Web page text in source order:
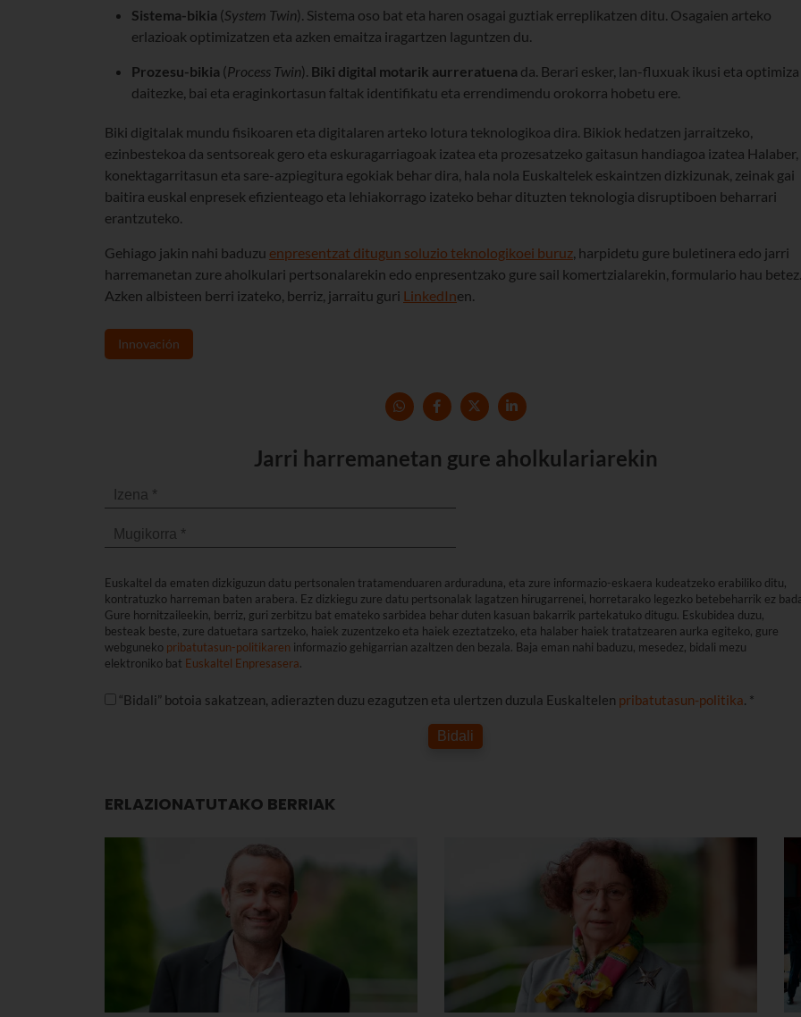
Sistema-bikia (System Twin). Sistema oso bat eta haren osagai guztiak erreplikatzen ditu. Osagaien arteko
erlazioak optimizatzen eta azken emaitza iragartzen laguntzen du.
Prozesu-bikia (Process Twin). Biki digital motarik aurreratuena da. Berari esker, lan-fluxuak ikusi eta optimiza
daitezke, bai eta eraginkortasun faltak identifikatu eta errendimendu orokorra hobetu ere.
Biki digitalak mundu fisikoaren eta digitalaren arteko lotura teknologikoa dira. Bikiok hedatzen jarraitzeko,
ezinbestekoa da sentsoreak gero eta eskuragarriagoak izatea eta prozesatzeko gaitasun handiagoa izatea Halaber,
konektagarritasun eta sare-azpiegitura egokiak behar dira, hala nola Euskaltelek eskaintzen dizkizunak, zeinak gai
baitira euskal enpresek efizienteago eta lehiakorrago izateko behar dituzten teknologia disruptiboen beharrari
erantzuteko.
Gehiago jakin nahi baduzu enpresentzat ditugun soluzio teknologikoei buruz, harpidetu gure buletinera edo jarri
harremanetan zure aholkulari pertsonalarekin edo enpresentzako gure sail komertzialarekin, formulario hau betez.
Azken albisteen berri izateko, berriz, jarraitu guri LinkedInen.
Innovación
Jarri harremanetan gure aholkulariarekin
Euskaltel da ematen dizkiguzun datu pertsonalen tratamenduaren arduraduna, eta zure informazio-eskaera kudeatzeko erabiliko ditu,
kontratuzko harreman baten arabera. Ez dizkiegu zure datu pertsonalak lagatzen hirugarrenei, horretarako legezko betebeharrik ez
Gure hornitzaileekin, berriz, guri zerbitzu bat emateko sarbidea behar duten kasuan bakarrik partekatuko ditugu. Eskubidea duzu,
besteak beste, zure datuetara sartzeko, haiek zuzentzeko eta haiek ezeztatzeko, eta halaber haiek tratatzearen aurka egiteko, gure
webguneko pribatutasun-politikaren informazio gehigarrian azaltzen den bezala. Baja eman nahi baduzu, mesedez, bidali mezu
elektroniko bat Euskaltel Enpresasera.
“Bidali” botoia sakatzean, adierazten duzu ezagutzen eta ulertzen duzula Euskaltelen pribatutasun-politika. *
Bidali
ERLAZIONATUTAKO BERRIAK